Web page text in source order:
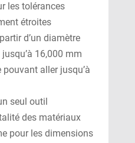
les tolérances
étroites
d’un diamètre
16,000 mm
aller jusqu’à
seul outil
des matériaux
pour les dimensions